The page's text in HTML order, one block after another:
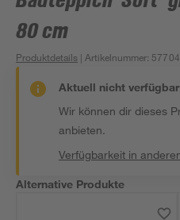
80 cm
Produktdetails | Artikelnummer:
Aktuell nicht verfügbar
Wir können dir dieses
anbieten.
Verfügbarkeit in
Alternative Produkte